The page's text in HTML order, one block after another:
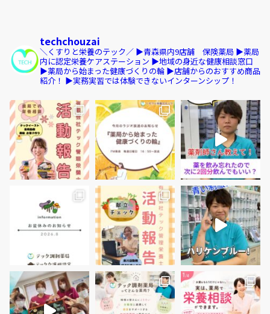
techchouzai
＼くすりと栄養のテック／ ▶︎青森県内9店舗 保険薬局 ▶︎薬局
内に認定栄養ケアステーション ▶︎地域の身近な健康相談窓口
▶︎薬局から始まった健康づくりの輪 ▶︎店舗からのおすすめ商品
紹介！ ▶︎実務実習では体験できないインターンシップ！
（新しいウィンドウで開きます）（新しいウィンドウで開きます）
（新しいウィンド
（新しいウィンドウで開きます）（新しいウィンドウで開きます）
（新しいウィンド